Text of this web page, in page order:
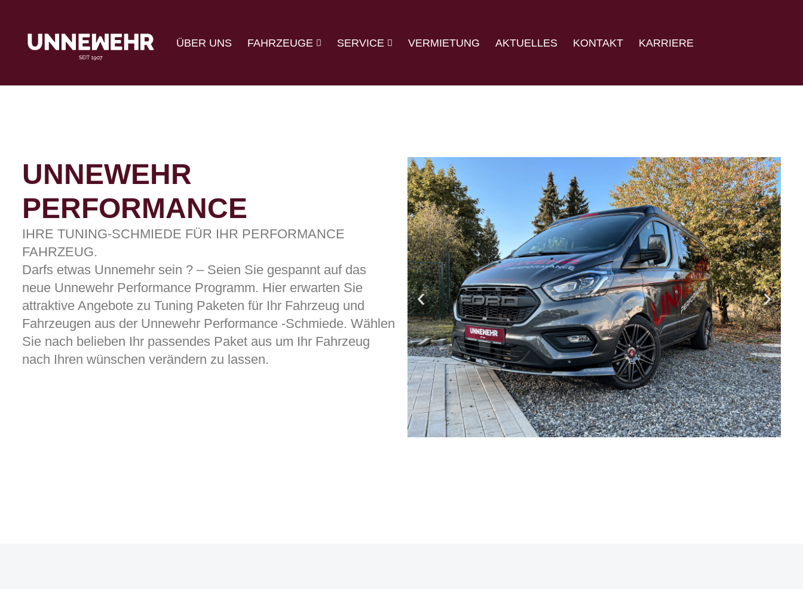
ÜBER UNS FAHRZEUGE SERVICE VERMIETUNG AKTUELLES KONTAKT KARRIERE
UNNEWEHR
PERFORMANCE
IHRE TUNING-SCHMIEDE FÜR IHR PERFORMANCE
FAHRZEUG.
Darfs etwas Unnemehr sein ? – Seien Sie gespannt auf das
neue Unnewehr Performance Programm. Hier erwarten Sie
attraktive Angebote zu Tuning Paketen für Ihr Fahrzeug und
Fahrzeugen aus der Unnewehr Performance -Schmiede. Wählen
Sie nach belieben Ihr passendes Paket aus um Ihr Fahrzeug
nach Ihren wünschen verändern zu lassen.